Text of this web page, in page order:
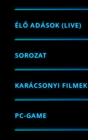
ÉLŐ ADÁSOK (LIVE)
SOROZAT
KARÁCSONYI FILMEK
PC-GAME